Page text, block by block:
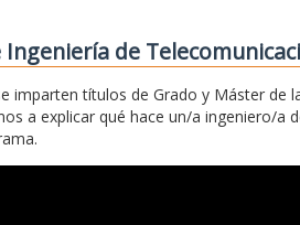
de
imparten títulos de Grado y Máster de
a explicar qué hace un/a ingeniero/a